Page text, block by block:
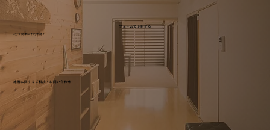
フォームで予約する
3分で簡単に予約申請！
施術に関するご相談・お問い合わせ